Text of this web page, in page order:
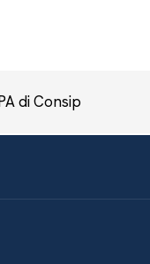
di Consip